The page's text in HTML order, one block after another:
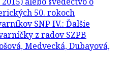
50. rokoch
SNP IV.: Ďalšie
z radov SZPB
Medvecká, Dubayová,